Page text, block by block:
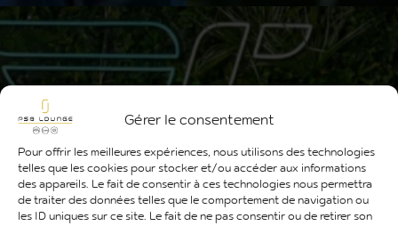
Gérer le consentement
Pour offrir les meilleures expériences, nous utilisons des technologies
telles que les cookies pour stocker et/ou accéder aux informations
des appareils. Le fait de consentir à ces technologies nous permettra
de traiter des données telles que le comportement de navigation ou
les ID uniques sur ce site. Le fait de ne pas consentir ou de retirer son